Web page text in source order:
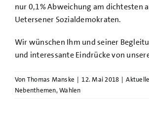
nur 0,1% Abweichung am dichtesten
Uetersener Sozialdemokraten.
Wir wünschen Ihm und seiner
und interessante Eindrücke von
Von Thomas Manske 12. Mai 2018
Nebenthemen,Wahlen